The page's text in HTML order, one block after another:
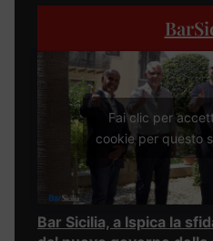
Fai clic per
cookie per questo
Bar Sicilia, a Ispica la